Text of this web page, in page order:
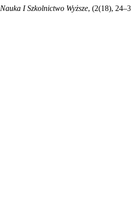
Nauka I Szkolnictwo Wyższe, (2(18),